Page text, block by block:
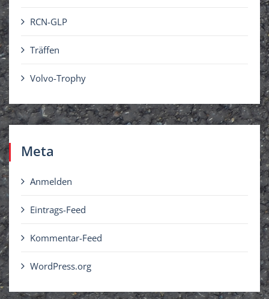
RCN-GLP
Träffen
Volvo-Trophy
Meta
Anmelden
Eintrags-Feed
Kommentar-Feed
WordPress.org